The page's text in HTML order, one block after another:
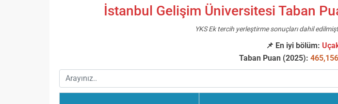
İstanbul Gelişim Üniversitesi Taban
YKS Ek tercih yerleştirme sonuçları dahil
📌 En iyi bölüm:
Taban Puan (2025):